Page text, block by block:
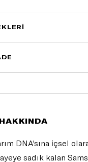
DNA'sına içsel
sadık kalan